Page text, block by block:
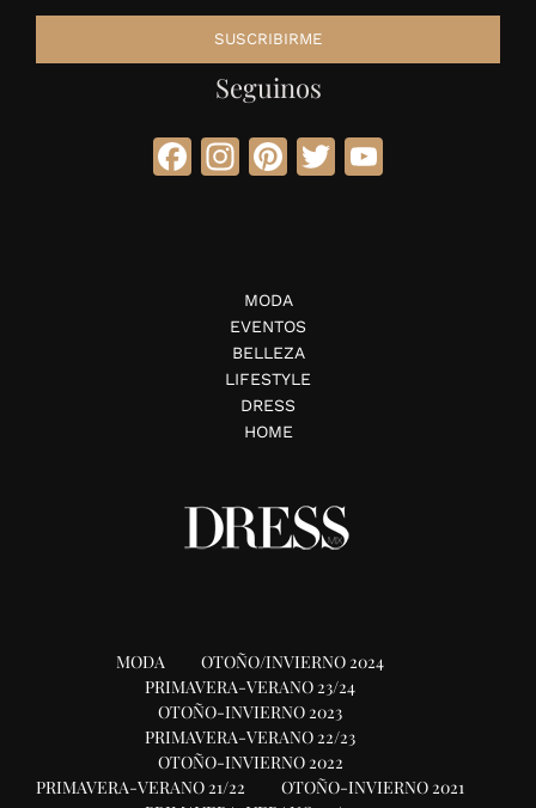
Seguinos
Facebook
Instagram
Pinterest
Twitter
MODA
EVENTOS
BELLEZA
LIFESTYLE
DRESS
HOME
MODA
OTOÑO/INVIERNO 2024
PRIMAVERA-VERANO 23/24
OTOÑO-INVIERNO 2023
PRIMAVERA-VERANO 22/23
OTOÑO-INVIERNO 2022
PRIMAVERA-VERANO 21/22
OTOÑO-INVIERNO 2021